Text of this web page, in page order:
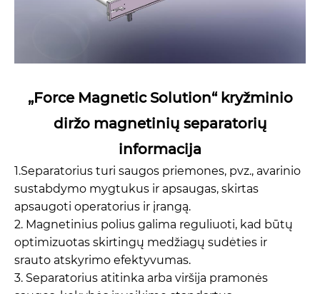
„Force Magnetic Solution“ kryžminio
diržo magnetinių separatorių
informacija
1.Separatorius turi saugos priemones, pvz., avarinio
sustabdymo mygtukus ir apsaugas, skirtas
apsaugoti operatorius ir įrangą.
2. Magnetinius polius galima reguliuoti, kad būtų
optimizuotas skirtingų medžiagų sudėties ir
srauto atskyrimo efektyvumas.
3. Separatorius atitinka arba viršija pramonės